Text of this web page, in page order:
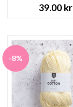
39.00 kr
-8%